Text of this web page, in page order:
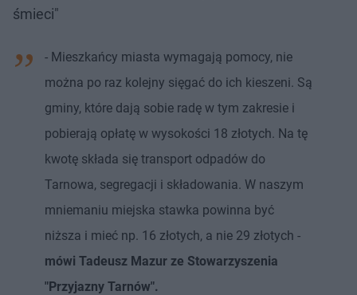
śmieci"
- Mieszkańcy miasta wymagają pomocy, nie
można po raz kolejny sięgać do ich kieszeni. Są
gminy, które dają sobie radę w tym zakresie i
pobierają opłatę w wysokości 18 złotych. Na tę
kwotę składa się transport odpadów do
Tarnowa, segregacji i składowania. W naszym
mniemaniu miejska stawka powinna być
niższa i mieć np. 16 złotych, a nie 29 złotych -
mówi Tadeusz Mazur ze Stowarzyszenia
"Przyjazny Tarnów".